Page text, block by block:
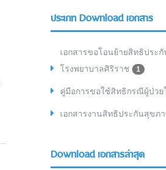
ประเภท Download เอกสาร
เอกสารขอโอนย้ายสิทธิประ
โรงพยาบาลศิริราช
1
คู่มือการขอใช้สิทธิกรณีผู้ป่วย
เอกสารงานสิทธิประกันสุขภ
Download เอกสารล่าสุด